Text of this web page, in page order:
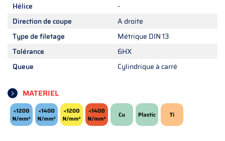
Hélice
-
Direction de coupe
A droite
Type de filetage
Métrique DIN 13
Tolérance
6HX
Queue
Cylindrique à carré
MATERIEL